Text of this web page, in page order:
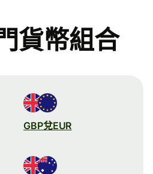
貨幣組合
GBP兌EUR